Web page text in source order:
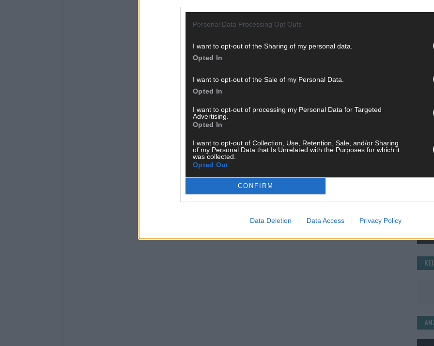
Personal Data Processing Opt Outs
I want to opt-out of the Sharing of my personal data.
Opted In
I want to opt-out of the Sale of my Personal Data.
Opted In
I want to opt-out of processing my Personal Data for Targeted
Advertising.
Opted In
I want to opt-out of Collection, Use, Retention, Sale, and/or Sharing
of my Personal Data that Is Unrelated with the Purposes for which it
was collected.
Opted Out
CONFIRM
Data Deletion Data Access Privacy Policy